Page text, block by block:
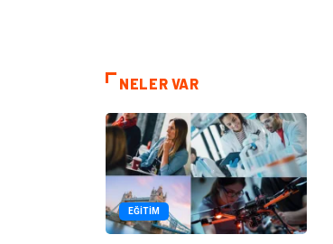
NELER VAR
EĞITIM